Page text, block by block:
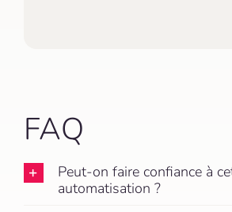
FAQ
Peut-on faire confiance à
automatisation ?